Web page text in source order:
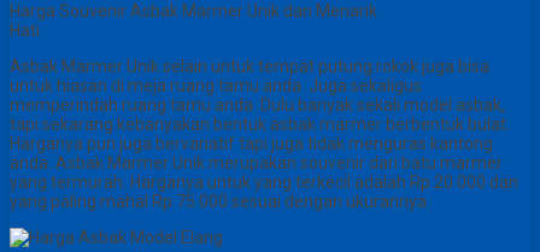
Harga Souvenir Asbak Marmer Unik dan Menarik
Hati
Asbak Marmer Unik selain untuk tempat putung rokok juga bisa
untuk hiasan di meja ruang tamu anda. Juga sekaligus
memperindah ruang tamu anda. Dulu banyak sekali model asbak,
tapi sekarang kebanyakan bentuk asbak marmer berbentuk bulat.
Harganya pun juga bervariatif tapi juga tidak menguras kantong
anda. Asbak Marmer Unik merupakan souvenir dari batu marmer
yang termurah. Harganya untuk yang terkecil adalah Rp 20.000 dan
yang paling mahal Rp 75.000 sesuai dengan ukurannya.